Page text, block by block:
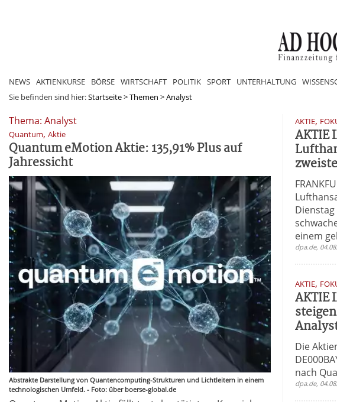
NEWS AKTIENKURSE BÖRSE WIRTSCHAFT POLITIK SPORT UNTERHALTUNG
Sie befinden sind hier:Startseite>Themen >Analyst
Thema: Analyst
Quantum, Aktie
Quantum eMotion Aktie: 135,91% Plus auf
Jahressicht
Abstrakte Darstellung von Quantencomputing-Strukturen und Lichtleitern in einem
technologischen Umfeld. - Foto: über boerse-global.de
AKTIE,
AKTIE
einem
dpa.de,
AKTIE,
AKTIE
Die
nach
dpa.de,